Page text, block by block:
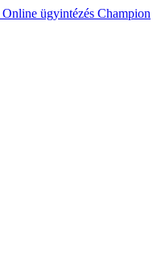
Online ügyintézés Champion